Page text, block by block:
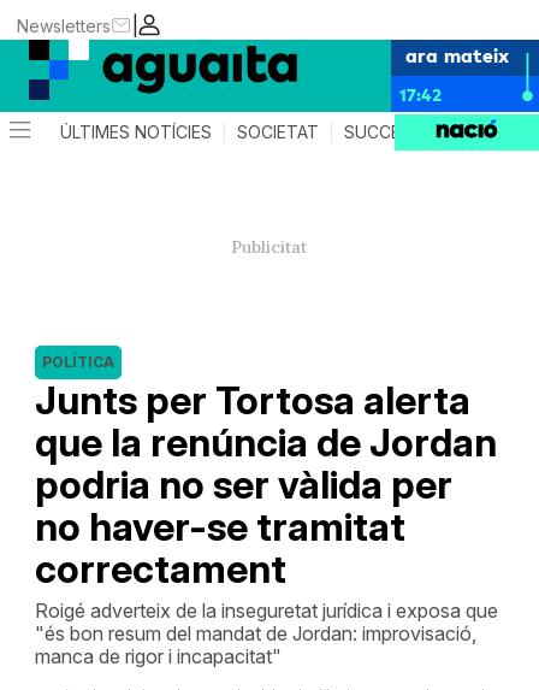
|
Newsletters
ara mateix
17:42
ÚLTIMES NOTÍCIES SOCIETAT SUCCESSOS AGENDA
Junts per Tortosa alerta
que la renúncia de Jordan
podria no ser vàlida per
no haver-se tramitat
correctament
POLÍTICA
Roigé adverteix de la inseguretat jurídica i exposa que
"és bon resum del mandat de Jordan: improvisació,
manca de rigor i incapacitat"